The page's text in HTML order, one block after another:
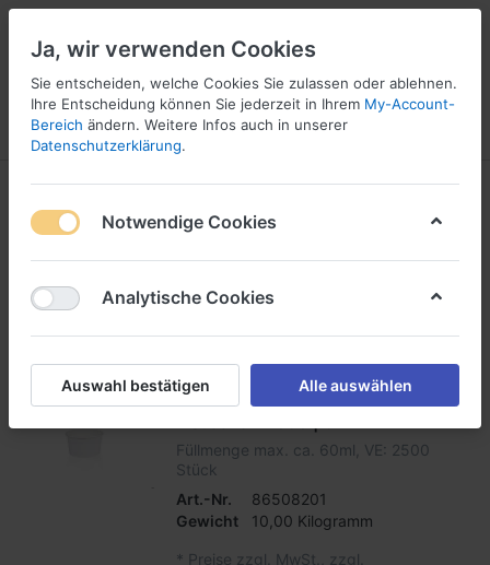
Menü Anmelden Vergleichen Wunschliste
1-24von
Filtern Sortieren
Füllmenge max. ca. 60ml, VE: 2500
Stück
Art.-Nr.
86508201
Gewicht
10,00 Kilogramm
* Preise zzgl. MwSt., zzgl.
Ja, wir verwenden Cookies
Sie entscheiden, welche Cookies Sie zulassen oder ablehnen.
Ihre Entscheidung können Sie jederzeit in Ihrem My-Account-
Bereich ändern. Weitere Infos auch in unserer
Datenschutzerklärung.
Notwendige Cookies
Analytische Cookies
Auswahl bestätigen Alle auswählen